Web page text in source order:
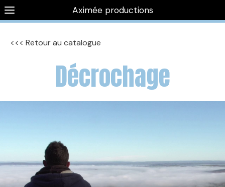
Aximée productions
<<< Retour au catalogue
Décrochage